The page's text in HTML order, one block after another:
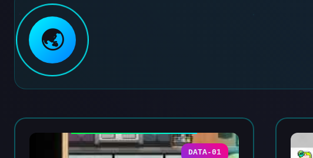
🌏
DATA-01